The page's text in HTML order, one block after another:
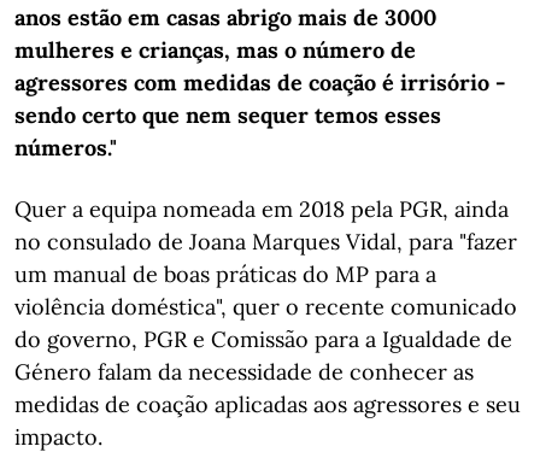
anos estão em casas abrigo mais de 3000
mulheres e crianças, mas o número de
agressores com medidas de coação é irrisório -
sendo certo que nem sequer temos esses
números."
Quer a equipa nomeada em 2018 pela PGR, ainda
no consulado de Joana Marques Vidal, para "fazer
um manual de boas práticas do MP para a
violência doméstica", quer o recente comunicado
do governo, PGR e Comissão para a Igualdade de
Género falam da necessidade de conhecer as
medidas de coação aplicadas aos agressores e seu
impacto.